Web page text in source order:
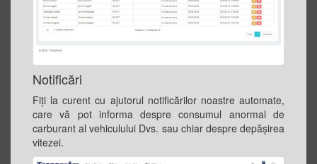
Notificări
Fiți la curent cu ajutorul notificărilor noastre automate,
care vă pot informa despre consumul anormal de
carburant al vehiculului Dvs. sau chiar despre depășirea
vitezei.